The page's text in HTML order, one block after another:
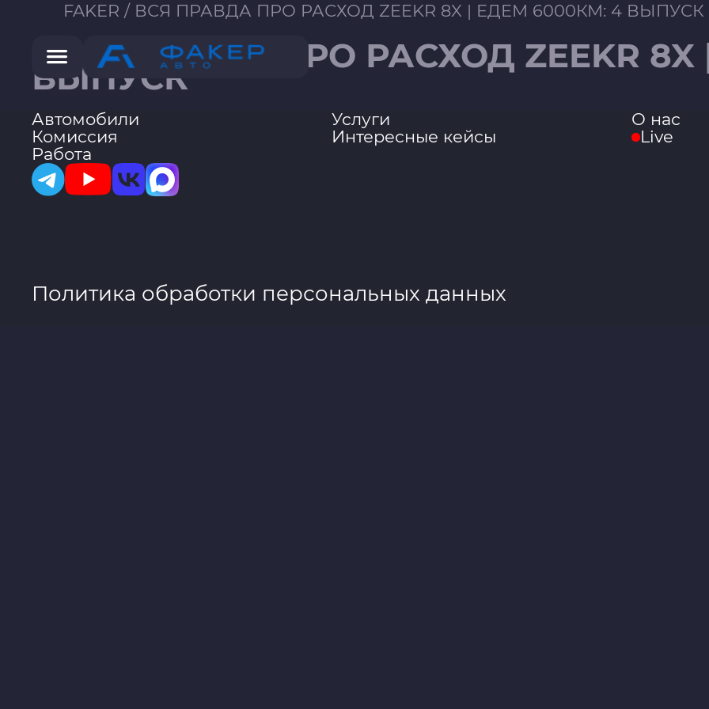
FAKER / ВСЯ ПРАВДА ПРО РАСХОД ZEEKR 8X | ЕДЕМ 6000КМ: 4 ВЫПУСК
ВСЯ ПРАВДА ПРО РАСХОД ZEEKR 8X
ВЫПУСК
Автомобили Услуги
О нас
Комиссия
Интересные кейсы
Live
Работа
Политика обработки персональных данных